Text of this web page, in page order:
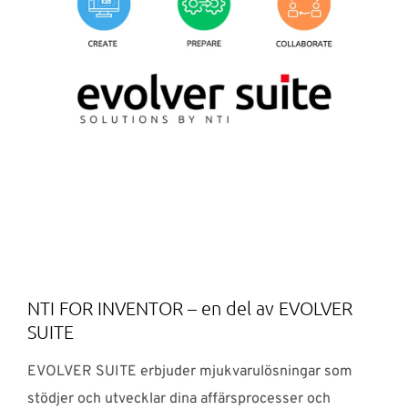
NTI FOR INVENTOR – en del av EVOLVER
SUITE
EVOLVER SUITE erbjuder mjukvarulösningar som
stödjer och utvecklar dina affärsprocesser och